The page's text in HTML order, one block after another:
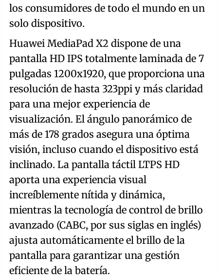
los consumidores de todo el mundo en un
solo dispositivo.
Huawei MediaPad X2 dispone de una
pantalla HD IPS totalmente laminada de 7
pulgadas 1200x1920, que proporciona una
resolución de hasta 323ppi y más claridad
para una mejor experiencia de
visualización. El ángulo panorámico de
más de 178 grados asegura una óptima
visión, incluso cuando el dispositivo está
inclinado. La pantalla táctil LTPS HD
aporta una experiencia visual
increíblemente nítida y dinámica,
mientras la tecnología de control de brillo
avanzado (CABC, por sus siglas en inglés)
ajusta automáticamente el brillo de la
pantalla para garantizar una gestión
eficiente de la batería.